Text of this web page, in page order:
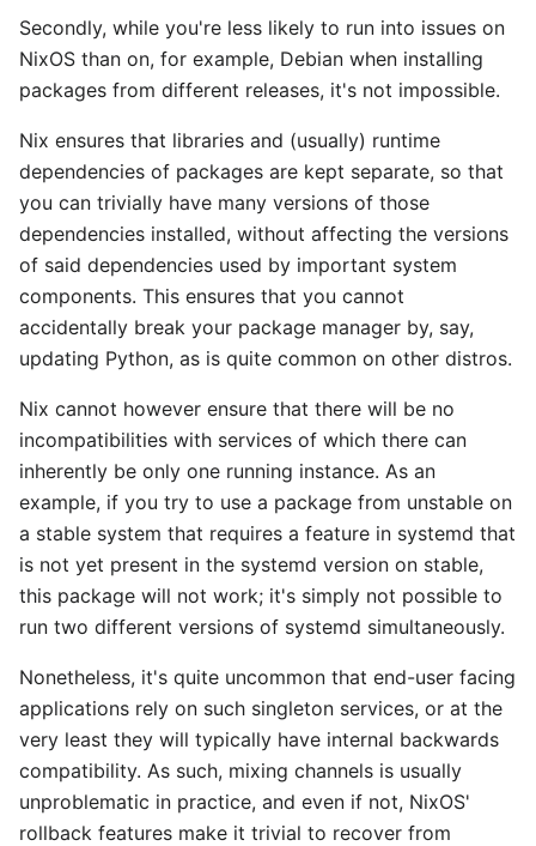
Secondly, while you're less likely to run into issues on
NixOS than on, for example, Debian when installing
packages from different releases, it's not impossible.
Nix ensures that libraries and (usually) runtime
dependencies of packages are kept separate, so that
you can trivially have many versions of those
dependencies installed, without affecting the versions
of said dependencies used by important system
components. This ensures that you cannot
accidentally break your package manager by, say,
updating Python, as is quite common on other distros.
Nix cannot however ensure that there will be no
incompatibilities with services of which there can
inherently be only one running instance. As an
example, if you try to use a package from unstable on
a stable system that requires a feature in systemd that
is not yet present in the systemd version on stable,
this package will not work; it's simply not possible to
run two different versions of systemd simultaneously.
Nonetheless, it's quite uncommon that end-user facing
applications rely on such singleton services, or at the
very least they will typically have internal backwards
compatibility. As such, mixing channels is usually
unproblematic in practice, and even if not, NixOS'
rollback features make it trivial to recover from